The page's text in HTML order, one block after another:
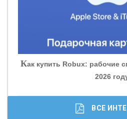
«БАНК ГЛОБЭКС»
«СОВКОМБАНК»
«ГАЗПРОМБАНК»
Как купить Robux: рабочие
2026
ВСЕ